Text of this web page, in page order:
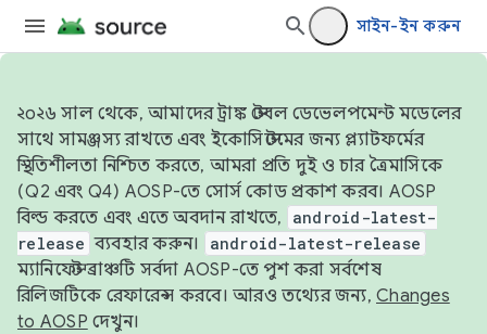
সাইন-ইন করুন
২০২৬ সাল থেকে, আমাদের ট্রাঙ্ক স্টেবল ডেভেলপমেন্ট মডেলের
সাথে সামঞ্জস্য রাখতে এবং ইকোসিস্টেমের জন্য প্ল্যাটফর্মের
স্থিতিশীলতা নিশ্চিত করতে, আমরা প্রতি দুই ও চার ত্রৈমাসিকে
(Q2 এবং Q4) AOSP-তে সোর্স কোড প্রকাশ করব। AOSP
বিল্ড করতে এবং এতে অবদান রাখতে,
android-latest-
release ব্যবহার করুন। android-latest-release
ম্যানিফেস্ট ব্রাঞ্চটি সর্বদা AOSP-তে পুশ করা সর্বশেষ
রিলিজটিকে রেফারেন্স করবে। আরও তথ্যের জন্য, Changes
to AOSP দেখুন।